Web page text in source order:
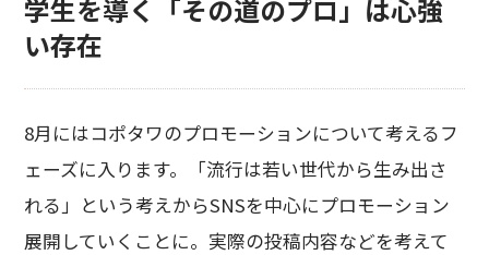
学生を導く「その道のプロ」は心強
い存在
8月にはコポタワのプロモーションについて考えるフ
ェーズに入ります。「流行は若い世代から生み出さ
れる」という考えからSNSを中心にプロモーション
展開していくことに。実際の投稿内容などを考えて